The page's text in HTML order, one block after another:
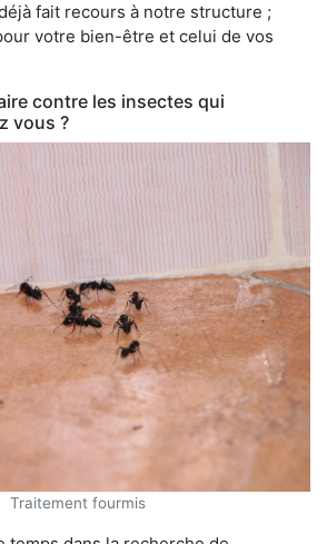
fait recours à notre structure ;
votre bien-être et celui de vos
contre les insectes qui
vous ?
Traitement fourmis